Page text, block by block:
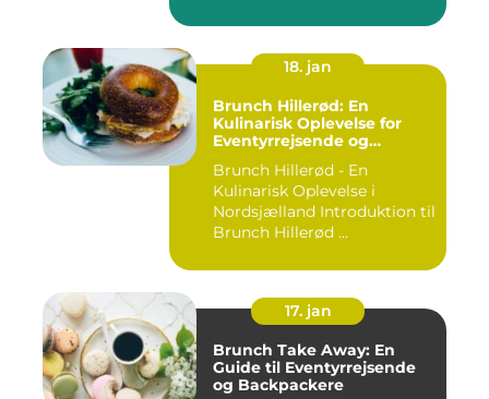
18. jan
Brunch Hillerød: En
Kulinarisk Oplevelse for
Eventyrrejsende og
Brunch Hillerød - En
Kulinarisk Oplevelse i
Nordsjælland Introduktion til
Brunch Hillerød ...
17. jan
Brunch Take Away: En
Guide til Eventyrrejsende
og Backpackere